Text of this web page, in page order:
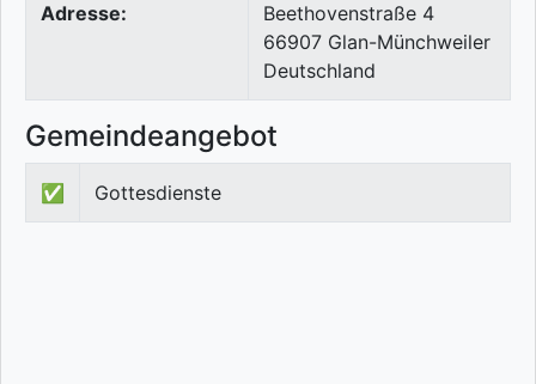
Adresse:
Beethovenstraße 4
66907 Glan-Münchweiler
Deutschland
Gemeindeangebot
✅ Gottesdienste